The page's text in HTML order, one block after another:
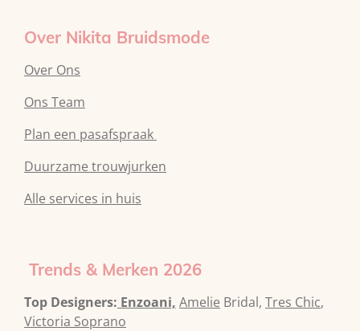
Over Nikita Bruidsmode
Over Ons
Ons Team
Plan een pasafspraak
Duurzame trouwjurken
Alle services in huis
Trends & Merken 2026
Top Designers: Enzoani, Amelie Bridal, Tres Chic,
Victoria Soprano